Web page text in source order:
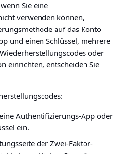
Sie eine
verwenden können,
auf das Konto
und einen Schlüssel, mehrere
oder
einrichten, entscheiden Sie
Authentifizierungs-App oder
ein.
der Zwei-Faktor-